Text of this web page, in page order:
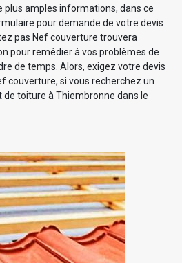
plus amples informations, dans ce
pour demande de votre devis
pas Nef couverture trouvera
pour remédier à vos problèmes de
de temps. Alors, exigez votre devis
couverture, si vous recherchez un
toiture à Thiembronne dans le